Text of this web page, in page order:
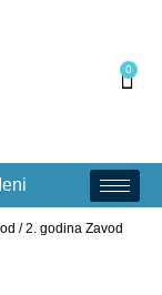
0
/ 2. godina Zavod